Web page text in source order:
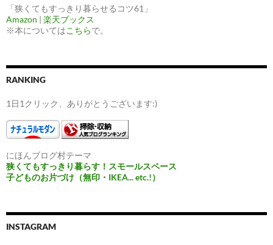
「狭くてもすっきり暮らせるコツ61」
Amazon | 楽天ブックス
※本についてはこちらで。
RANKING
1日1クリック、ありがとうございます:)
にほんブログ村テーマ
狭くてもすっきり暮らす！スモールスペース
子どものお片づけ（無印・IKEA... etc.!）
INSTAGRAM